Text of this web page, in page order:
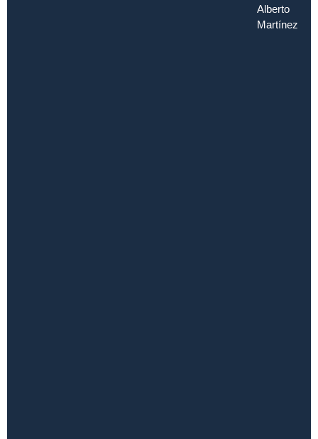
Alberto
Martínez